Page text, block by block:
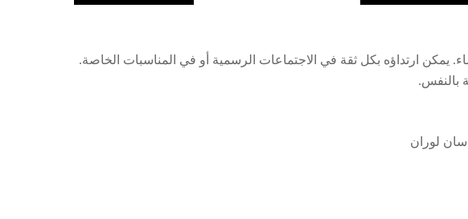
يمكن ارتداؤه بكل ثقة في الاجتماعات الرسمية أو في المناسبات الخاصة.
بالنفس.
سان لوران